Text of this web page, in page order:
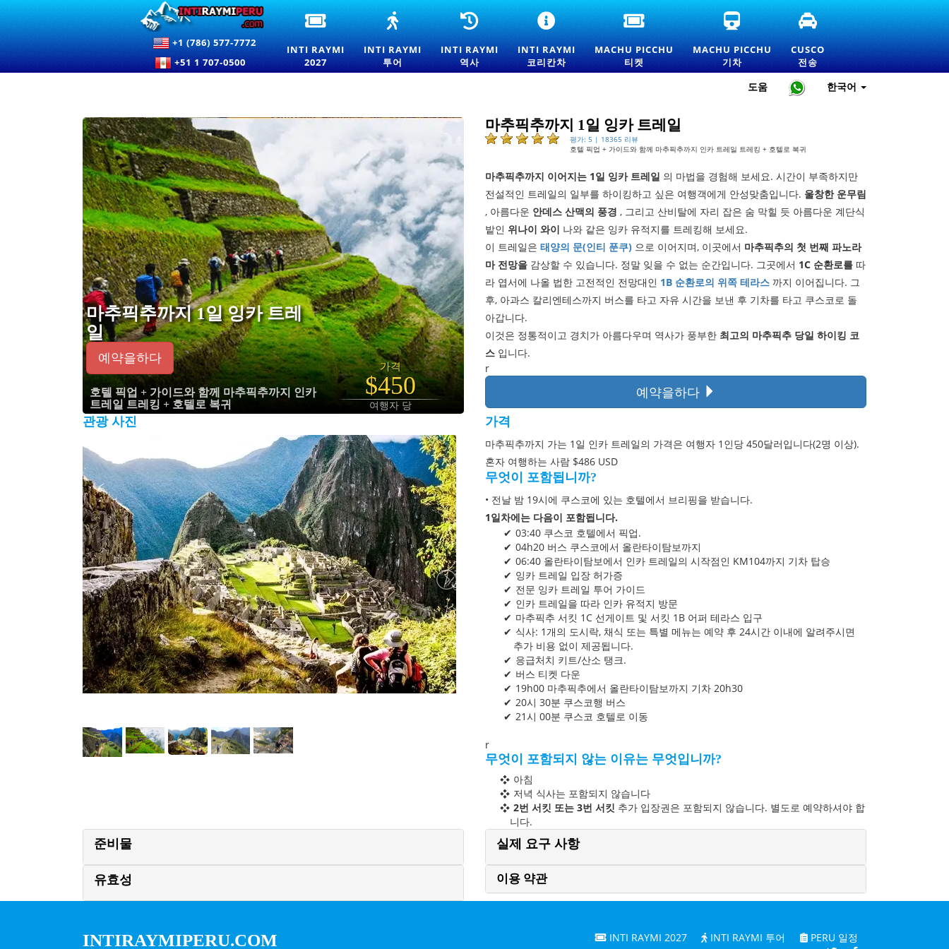
+1 (786) 577-7772
+51 1 707-0500
인
티
라
이
미
코
장
권
INTI RAYMI
2027
인
라
이
미
쿠
태
축
제
체
험
INTI RAYMI
투어
인
이
미
쿠
스
코
축
제
기
원
과
통
INTI RAYMI
역사
CORICANCHA
서
의
INTI
INTI RAYMI
코리칸차
공
식
마
추
권
및
가
격
MACHU PICCHU
티켓
마
픽
추
열
티
정
MACHU PICCHU
기차
쿠
스
환
승
CUSCO
전송
도움 한국어
마추픽추까지 1일 잉카 트레
일
예약을하다
호텔 픽업 + 가이드와 함께 마추픽추까지 인카
트레일 트레킹 + 호텔로 복귀
가격
$450
여행자 당
마추픽추까지 1일 잉카 트레일
평가: 5 | 18365 리뷰
호텔 픽업 + 가이드와 함께 마추픽추까지 인카 트레일 트레킹 + 호텔로 복귀
마추픽추까지 이어지는 1일 잉카 트레일 의 마법을 경험해 보세요. 시간이 부족하지만
전설적인 트레일의 일부를 하이킹하고 싶은 여행객에게 안성맞춤입니다. 울창한 운무림
, 아름다운 안데스 산맥의 풍경 , 그리고 산비탈에 자리 잡은 숨 막힐 듯 아름다운 계단식
밭인 위나이 와이 나와 같은 잉카 유적지를 트레킹해 보세요.
이 트레일은 태양의 문(인티 푼쿠) 으로 이어지며, 이곳에서 마추픽추의 첫 번째 파노라
마 전망을 감상할 수 있습니다. 정말 잊을 수 없는 순간입니다. 그곳에서 1C 순환로를 따
라 엽서에 나올 법한 고전적인 전망대인 1B 순환로의 위쪽 테라스 까지 이어집니다. 그
후, 아과스 칼리엔테스까지 버스를 타고 자유 시간을 보낸 후 기차를 타고 쿠스코로 돌
아갑니다.
이것은 정통적이고 경치가 아름다우며 역사가 풍부한 최고의 마추픽추 당일 하이킹 코
스 입니다.
r
예약을하다
관광 사진 가격
마추픽추까지 가는 1일 인카 트레일의 가격은 여행자 1인당 450달러입니다(2명 이상).
혼자 여행하는 사람 $486 USD
무엇이 포함됩니까?
• 전날 밤 19시에 쿠스코에 있는 호텔에서 브리핑을 받습니다.
1일차에는 다음이 포함됩니다.
03:40 쿠스코 호텔에서 픽업.
04h20 버스 쿠스코에서 올란타이탐보까지
06:40 올란타이탐보에서 인카 트레일의 시작점인 KM104까지 기차 탑승
잉카 트레일 입장 허가증
전문 잉카 트레일 투어 가이드
인카 트레일을 따라 인카 유적지 방문
마추픽추 서킷 1C 선게이트 및 서킷 1B 어퍼 테라스 입구
식사: 1개의 도시락, 채식 또는 특별 메뉴는 예약 후 24시간 이내에 알려주시면
추가 비용 없이 제공됩니다.
응급처치 키트/산소 탱크.
버스 티켓 다운
19h00 마추픽추에서 올란타이탐보까지 기차 20h30
20시 30분 쿠스코행 버스
21시 00분 쿠스코 호텔로 이동
r
무엇이 포함되지 않는 이유는 무엇입니까?
아침
저녁 식사는 포함되지 않습니다
2번 서킷 또는 3번 서킷 추가 입장권은 포함되지 않습니다. 별도로 예약하셔야 합
니다.
준비물 실제 요구 사항
유효성 이용 약관
INTIRAYMIPERU.COM INTI RAYMI 2027 INTI RAYMI 투어 PERU 일정